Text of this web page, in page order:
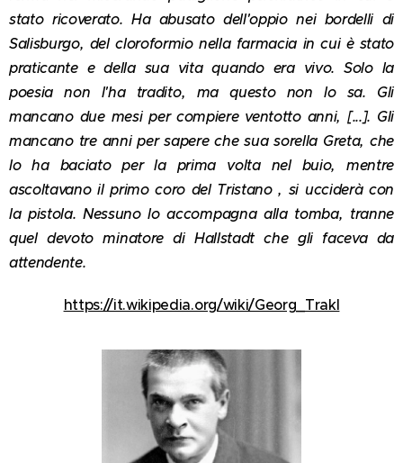
stato ricoverato. Ha abusato dell'oppio nei bordelli di
Salisburgo, del cloroformio nella farmacia in cui è stato
praticante e della sua vita quando era vivo. Solo la
poesia non l'ha tradito, ma questo non lo sa. Gli
mancano due mesi per compiere ventotto anni, [...]. Gli
mancano tre anni per sapere che sua sorella Greta, che
lo ha baciato per la prima volta nel buio, mentre
ascoltavano il primo coro del Tristano , si ucciderà con
la pistola. Nessuno lo accompagna alla tomba, tranne
quel devoto minatore di Hallstadt che gli faceva da
attendente.
https://it.wikipedia.org/wiki/Georg_Trakl